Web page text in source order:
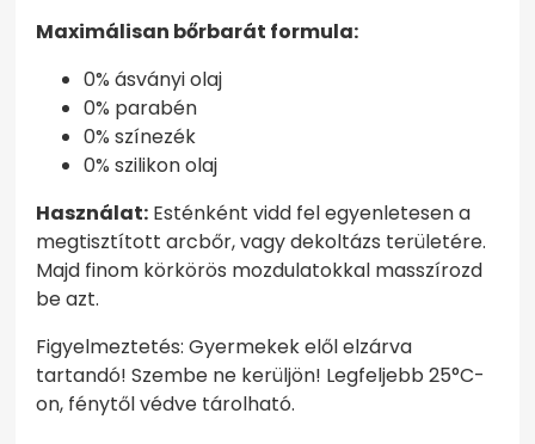
Maximálisan bőrbarát formula:
0% ásványi olaj
0% parabén
0% színezék
0% szilikon olaj
Használat: Esténként vidd fel egyenletesen a
megtisztított arcbőr, vagy dekoltázs területére.
Majd finom körkörös mozdulatokkal masszírozd
be azt.
Figyelmeztetés: Gyermekek elől elzárva
tartandó! Szembe ne kerüljön! Legfeljebb 25°C-
on, fénytől védve tárolható.